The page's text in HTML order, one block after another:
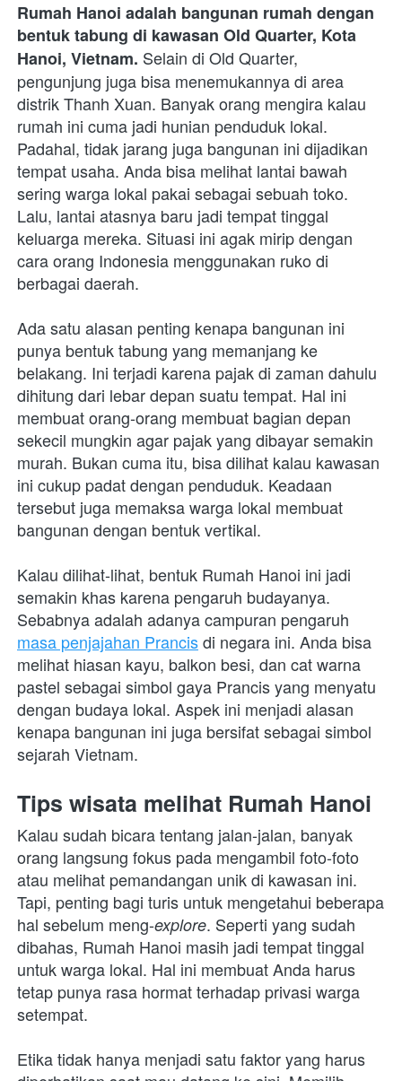
Rumah Hanoi adalah bangunan rumah dengan
bentuk tabung di kawasan Old Quarter, Kota
Hanoi, Vietnam. Selain di Old Quarter,
pengunjung juga bisa menemukannya di area
distrik Thanh Xuan. Banyak orang mengira kalau
rumah ini cuma jadi hunian penduduk lokal.
Padahal, tidak jarang juga bangunan ini dijadikan
tempat usaha. Anda bisa melihat lantai bawah
sering warga lokal pakai sebagai sebuah toko.
Lalu, lantai atasnya baru jadi tempat tinggal
keluarga mereka. Situasi ini agak mirip dengan
cara orang Indonesia menggunakan ruko di
berbagai daerah.
Ada satu alasan penting kenapa bangunan ini
punya bentuk tabung yang memanjang ke
belakang. Ini terjadi karena pajak di zaman dahulu
dihitung dari lebar depan suatu tempat. Hal ini
membuat orang-orang membuat bagian depan
sekecil mungkin agar pajak yang dibayar semakin
murah. Bukan cuma itu, bisa dilihat kalau kawasan
ini cukup padat dengan penduduk. Keadaan
tersebut juga memaksa warga lokal membuat
bangunan dengan bentuk vertikal.
Kalau dilihat-lihat, bentuk Rumah Hanoi ini jadi
semakin khas karena pengaruh budayanya.
masa penjajahan Prancis di negara ini. Anda bisa
melihat hiasan kayu, balkon besi, dan cat warna
pastel sebagai simbol gaya Prancis yang menyatu
dengan budaya lokal. Aspek ini menjadi alasan
kenapa bangunan ini juga bersifat sebagai simbol
sejarah Vietnam.
Tips wisata melihat Rumah Hanoi
Kalau sudah bicara tentang jalan-jalan, banyak
orang langsung fokus pada mengambil foto-foto
atau melihat pemandangan unik di kawasan ini.
Tapi, penting bagi turis untuk mengetahui beberapa
hal sebelum meng-explore. Seperti yang sudah
dibahas, Rumah Hanoi masih jadi tempat tinggal
untuk warga lokal. Hal ini membuat Anda harus
tetap punya rasa hormat terhadap privasi warga
setempat.
Etika tidak hanya menjadi satu faktor yang harus